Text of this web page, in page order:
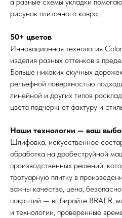
а разные схемы укладки
рисунок плиточного ковра.
50+ цветов
Инновационная технология
изделия разных оттенков в
Больше никаких скучных
рельефной поверхностью
линейной и других типов
цвета подчеркнет фактуру и
Наши технологии — ваш
Шлифовка, искусственное
обработка на дробеструйной
производственных решений,
тротуарную плитку в
важны качество, цена,
покрытий — выбирайте BRAER,
и технологии, проверенные